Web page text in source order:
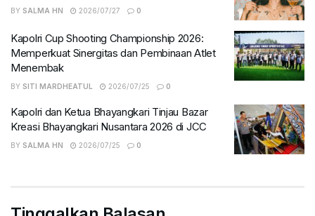
BY SALMA HN 2026/07/27 0
Kapolri Cup Shooting Championship 2026:
Memperkuat Sinergitas dan Pembinaan Atlet
Menembak
BY SITI MARDHEATUL 2026/07/25 0
Kapolri dan Ketua Bhayangkari Tinjau Bazar
Kreasi Bhayangkari Nusantara 2026 di JCC
BY SALMA HN 2026/07/25 0